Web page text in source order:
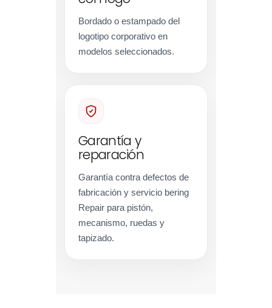
Bordado o estampado del
logotipo corporativo en
modelos seleccionados.
Garantía y
reparación
Garantía contra defectos de
fabricación y servicio bering
Repair para pistón,
mecanismo, ruedas y
tapizado.